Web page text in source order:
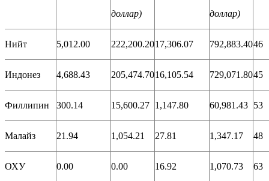
доллар)
доллар)
Нийт 5,012.00 222,200.2017,306.07 792,883.4046
Индонез 4,688.43 205,474.7016,105.54 729,071.8045
Филлипин 300.14 15,600.27 1,147.80 60,981.43 53
Малайз 21.94 1,054.21 27.81 1,347.17 48
ОХУ 0.00 0.00 16.92 1,070.73 63